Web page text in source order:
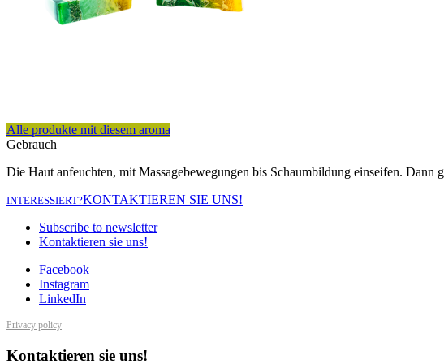
Alle produkte mit diesem aroma
Gebrauch
Die Haut anfeuchten, mit Massagebewegungen bis Schaumbildung einseifen. Dann
INTERESSIERT?KONTAKTIEREN SIE UNS!
Subscribe to newsletter
Kontaktieren sie uns!
Facebook
Instagram
LinkedIn
Privacy policy
Kontaktieren sie uns!